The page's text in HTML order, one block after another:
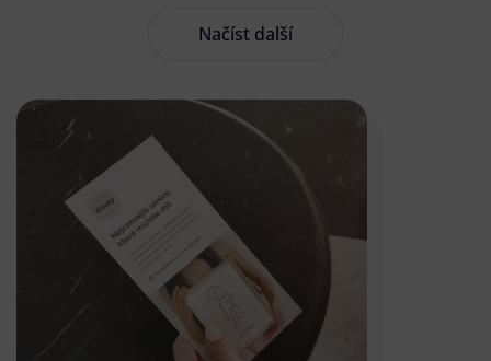
Načíst další